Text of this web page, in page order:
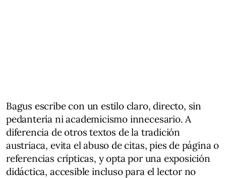
Bagus escribe con un estilo claro, directo, sin
pedantería ni academicismo innecesario. A
diferencia de otros textos de la tradición
austriaca, evita el abuso de citas, pies de página o
referencias crípticas, y opta por una exposición
didáctica, accesible incluso para el lector no